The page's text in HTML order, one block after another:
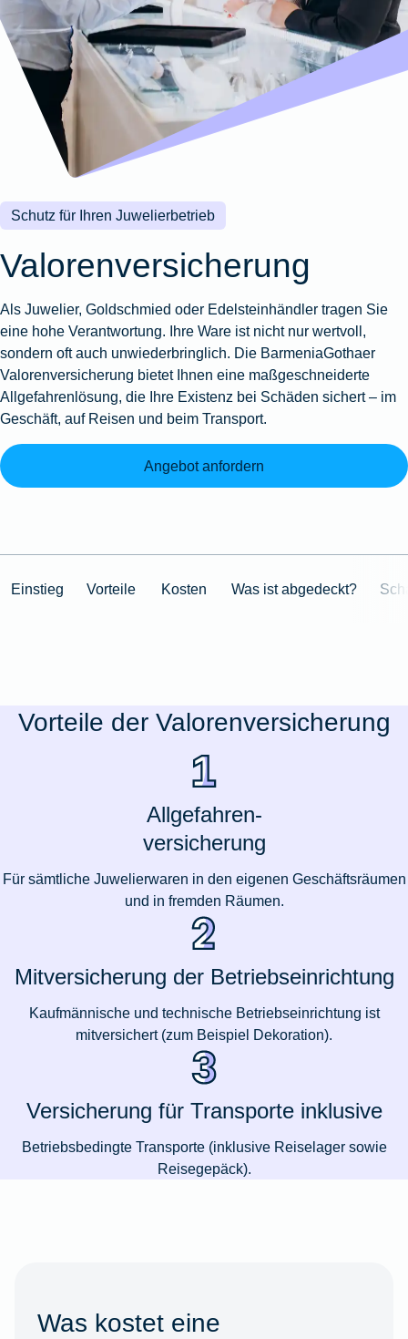
Wohnungsschutzbrief
Zur
Produktübersicht
Gewässerschadenhaftpflicht
Zur
Produktübersicht
Zur
Produktübersicht
Reisehaftpflichtversicherung
Reiserücktrittsversicherung
Zur
Produktübersicht
Zur
Produktübersicht
Zur
Produktübersicht
Zur
Produktübersicht
Montageversicherung
Zur
Produktübersicht
Gruppenunfall für
Betriebe
Gruppenunfall für
Vereine
Produktübersicht
Kunstversicherung
Ausstellungsversicherung
Valorenversicherung
Oldtimersammlungsversicherung
Zur
Schutz für Ihren Juwelierbetrieb
Valorenversicherung
Als Juwelier, Goldschmied oder Edelsteinhändler tragen Sie
eine hohe Verantwortung. Ihre Ware ist nicht nur wertvoll,
sondern oft auch unwiederbringlich. Die BarmeniaGothaer
Valorenversicherung bietet Ihnen eine maßgeschneiderte
Allgefahrenlösung, die Ihre Existenz bei Schäden sichert – im
Geschäft, auf Reisen und beim Transport.
Angebot anfordern
Einstieg Vorteile Kosten Was ist abgedeckt?
Vorteile der Valorenversicherung
Allgefahren-
versicherung
Für sämtliche Juwelierwaren in den eigenen Geschäftsräumen
und in fremden Räumen.
Mitversicherung der Betriebseinrichtung
Kaufmännische und technische Betriebseinrichtung ist
mitversichert (zum Beispiel Dekoration).
Versicherung für Transporte inklusive
Betriebsbedingte Transporte (inklusive Reise­lager sowie
Reisegepäck).
Was kostet eine